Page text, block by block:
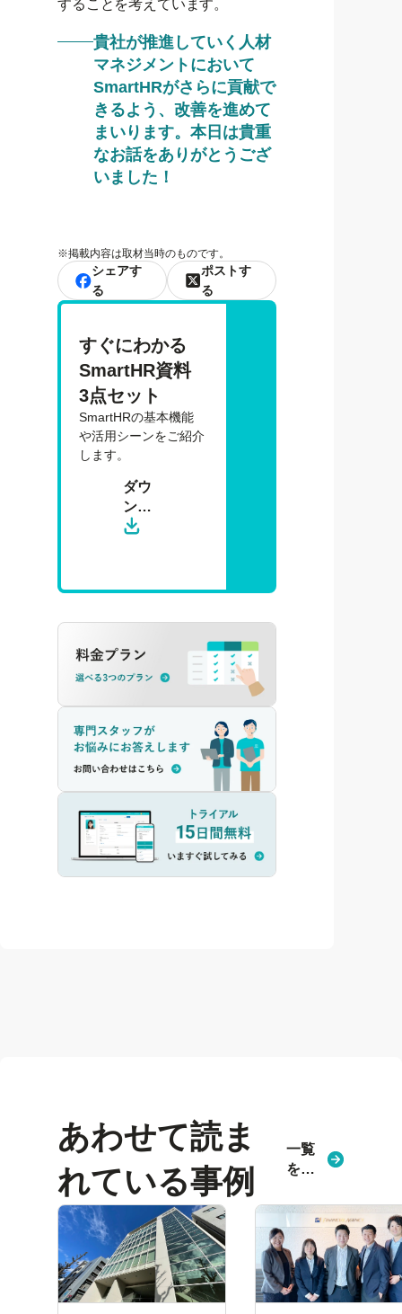
することを考えています。
貴社が推進していく人材
マネジメントにおいて
SmartHRがさらに貢献で
きるよう、改善を進めて
まいります。本日は貴重
なお話をありがとうござ
いました！
※掲載内容は取材当時のものです。
シェアす
る
ポストす
る
すぐにわかる
SmartHR資料
3点セット
SmartHRの基本機能
や活用シーンをご紹介
します。
ダウ
ン
ロー
あわせて読ま
れている事例
一覧
を見